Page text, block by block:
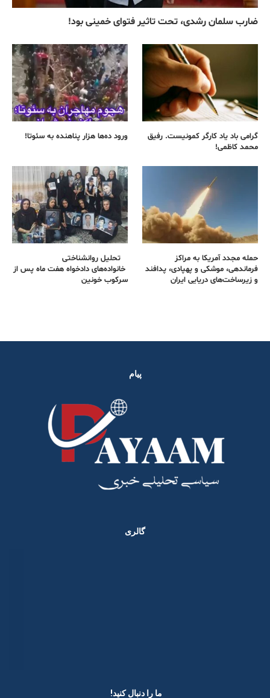
ضارب سلمان رشدی، تحت تاثیر فتوای خمینی بود!
گرامی باد یاد کارگر کمونیست. رفیق
محمد کاظمی!
ورود ده‌ها هزار پناهنده به سئوتا!
حمله مجدد آمریکا به مراکز
فرماندهی، موشکی و پهپادی، پدافند
و زیرساخت‌های دریایی ایران
تحلیل روانشناختی
خانواده‌های دادخواه هفت ماه پس از
سرکوب خونین
پیام
گالری
ما را دنبال کنید! ​